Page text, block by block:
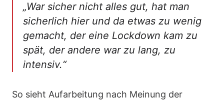
„War sicher nicht alles gut, hat man
sicherlich hier und da etwas zu wenig
gemacht, der eine Lockdown kam zu
spät, der andere war zu lang, zu
intensiv.“
So sieht Aufarbeitung nach Meinung der